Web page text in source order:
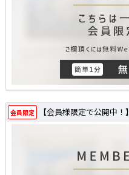
会員限定 【会員様限定で公開中！】